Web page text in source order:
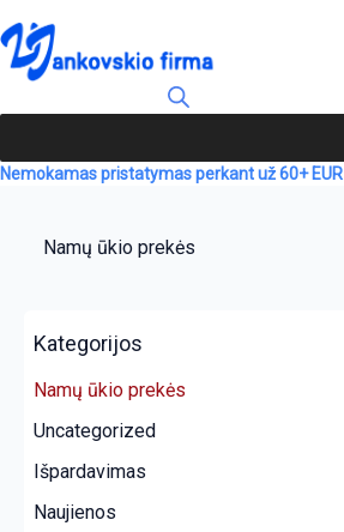
Nemokamas pristatymas perkant už 60+ EUR
Namų ūkio prekės
Kategorijos
Namų ūkio prekės
Uncategorized
Išpardavimas
Naujienos